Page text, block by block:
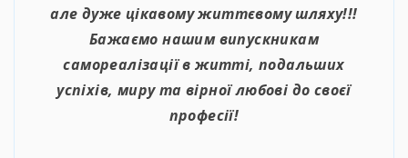
але дуже цікавому життєвому шляху!!!
Бажаємо нашим випускникам
самореалізації в житті, подальших
успіхів, миру та вірної любові до своєї
професії!